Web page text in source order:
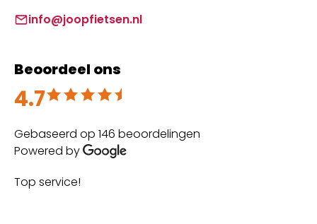
info@joopfietsen.nl
Beoordeel ons
4.7
Beoordeeld met 4.7 uit 5
Gebaseerd op 146 beoordelingen
Powered by
Top service!